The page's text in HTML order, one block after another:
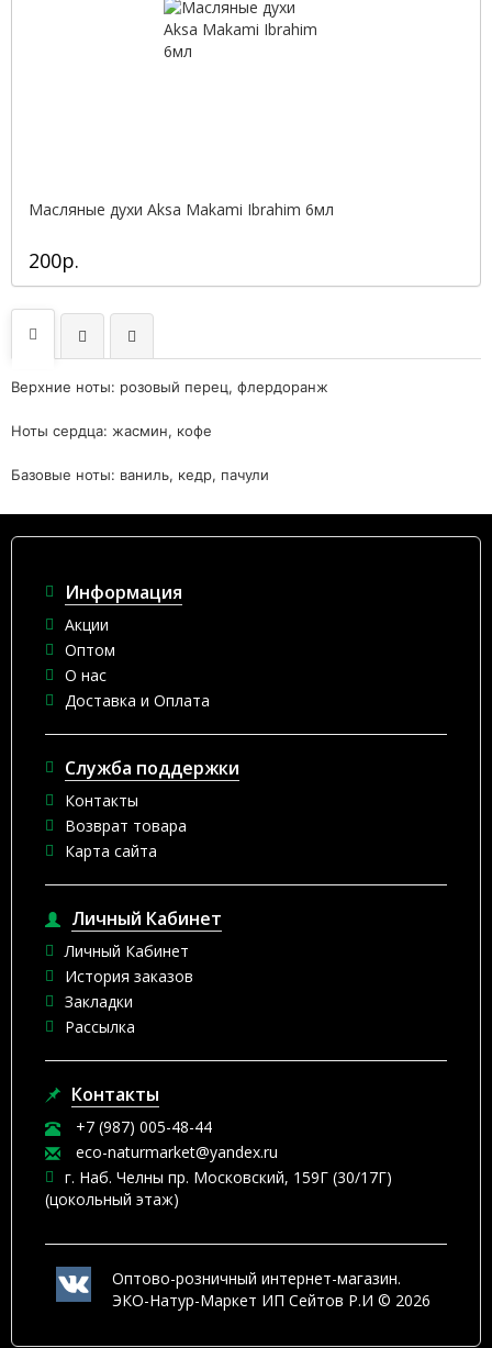
Масляные духи Aksa Makami Ibrahim 6мл
200р.
Верхние ноты: розовый перец, флердоранж
Ноты сердца: жасмин, кофе
Базовые ноты: ваниль, кедр, пачули
Информация
Акции
Оптом
О нас
Доставка и Оплата
Служба поддержки
Контакты
Возврат товара
Карта сайта
Личный Кабинет
Личный Кабинет
История заказов
Закладки
Рассылка
Контакты
+7 (987) 005-48-44
eco-naturmarket@yandex.ru
г. Наб. Челны пр. Московский, 159Г (30/17Г)
(цокольный этаж)
Оптово-розничный интернет-магазин.
ЭКО-Натур-Маркет ИП Сейтов Р.И © 2026